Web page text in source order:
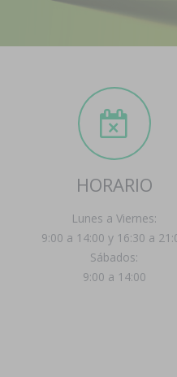
HORARIO
Lunes a Viernes:
9:00 a 14:00 y 16:30 a
Sábados:
9:00 a 14:00